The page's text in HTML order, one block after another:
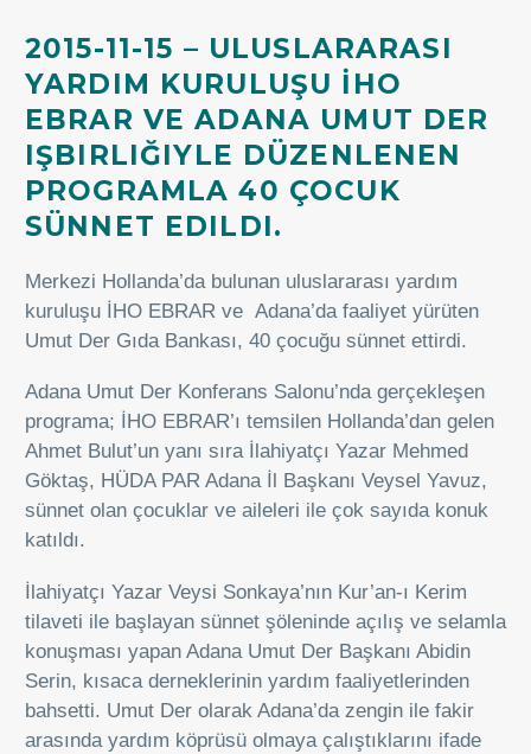
2015-11-15 – ULUSLARARASI
YARDIM KURULUŞU İHO
EBRAR VE ADANA UMUT DER
IŞBIRLIĞIYLE DÜZENLENEN
PROGRAMLA 40 ÇOCUK
SÜNNET EDILDI.
Merkezi Hollanda’da bulunan uluslararası yardım
kuruluşu İHO EBRAR ve Adana’da faaliyet yürüten
Umut Der Gıda Bankası, 40 çocuğu sünnet ettirdi.
Adana Umut Der Konferans Salonu’nda gerçekleşen
programa; İHO EBRAR’ı temsilen Hollanda’dan gelen
Ahmet Bulut’un yanı sıra İlahiyatçı Yazar Mehmed
Göktaş, HÜDA PAR Adana İl Başkanı Veysel Yavuz,
sünnet olan çocuklar ve aileleri ile çok sayıda konuk
katıldı.
İlahiyatçı Yazar Veysi Sonkaya’nın Kur’an-ı Kerim
tilaveti ile başlayan sünnet şöleninde açılış ve selamla
konuşması yapan Adana Umut Der Başkanı Abidin
Serin, kısaca derneklerinin yardım faaliyetlerinden
bahsetti. Umut Der olarak Adana’da zengin ile fakir
arasında yardım köprüsü olmaya çalıştıklarını ifade